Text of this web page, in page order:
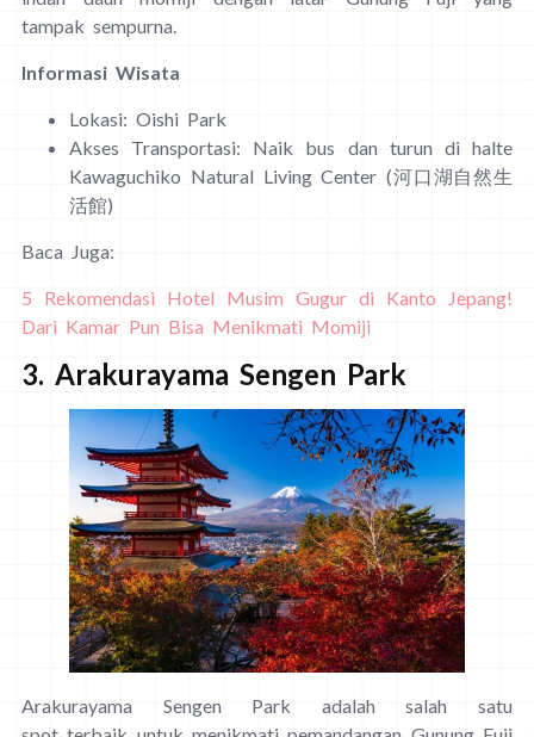
tampak sempurna.
Informasi Wisata
Lokasi: Oishi Park
Akses Transportasi: Naik bus dan turun di halte
Kawaguchiko Natural Living Center (河口湖自然生
活館)
Baca Juga:
5 Rekomendasi Hotel Musim Gugur di Kanto Jepang!
Dari Kamar Pun Bisa Menikmati Momiji
3. Arakurayama Sengen Park
Arakurayama Sengen Park adalah salah satu